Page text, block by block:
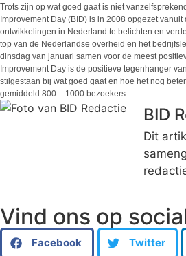
Trots zijn op wat goed gaat is niet
Improvement Day (BID) is in 2008 opgezet
ontwikkelingen in Nederland te belichten en
top van de Nederlandse overheid en het
dinsdag van januari samen voor de meest
Improvement Day is de positieve tegenhanger
stilgestaan bij wat goed gaat en hoe het nog
gemiddeld 800 – 1000 bezoekers.
BID
Dit
Vind ons op
Facebook Twitter